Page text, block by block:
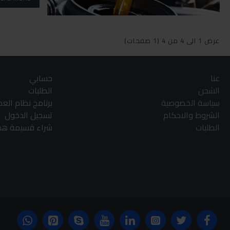
عرض 1 الى 4 من 4 (1 صفحات)
عنا
الشحن
سياسة الخصوصية
الشروط والاحكام
الطلبات
حسابي
الطلبات
برنامج نظام
تسجيل الدخول
شراء قسيمة